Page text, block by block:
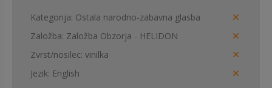
Kategorija Ostala narodno-zabavna glasba
Založba Založba Obzorja - HELIDON
Zvrst/nosilec vinilka
Jezik English